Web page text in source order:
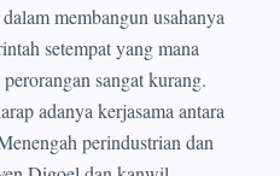
membangun usahanya
setempat yang mana
sangat kurang.
adanya kerjasama antara
perindustrian dan